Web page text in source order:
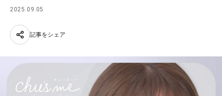
2025.09.05
記事をシェア